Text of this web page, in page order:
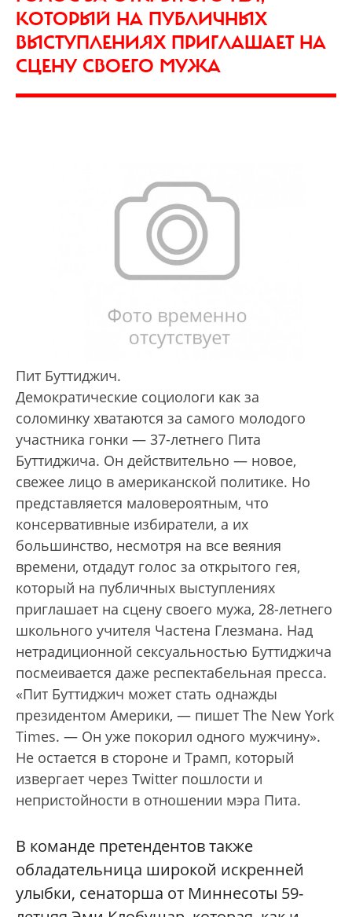
КОТОРЫЙ НА ПУБЛИЧНЫХ
ВЫСТУПЛЕНИЯХ ПРИГЛАШАЕТ НА
СЦЕНУ СВОЕГО МУЖА
Пит Буттиджич.
Демократические социологи как за
соломинку хватаются за самого молодого
участника гонки — 37-летнего Пита
Буттиджича. Он действительно — новое,
свежее лицо в американской политике. Но
представляется маловероятным, что
консервативные избиратели, а их
большинство, несмотря на все веяния
времени, отдадут голос за открытого гея,
который на публичных выступлениях
приглашает на сцену своего мужа, 28-летнего
школьного учителя Частена Глезмана. Над
нетрадиционной сексуальностью Буттиджича
посмеивается даже респектабельная пресса.
«Пит Буттиджич может стать однажды
президентом Америки, — пишет The New York
Times. — Он уже покорил одного мужчину».
Не остается в стороне и Трамп, который
извергает через Twitter пошлости и
непристойности в отношении мэра Пита.
В команде претендентов также
обладательница широкой искренней
улыбки, сенаторша от Миннесоты 59-